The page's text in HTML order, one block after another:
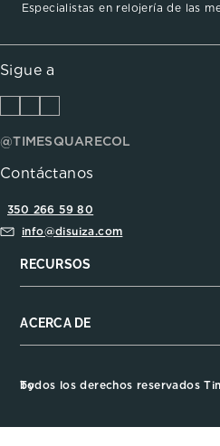
Especialistas en relojería de las
Sigue a
@TIMESQUARECOL
Contáctanos
350 266 59 80
info@disuiza.com
RECURSOS
ACERCA DE
Todos los derechos reservados Time Square 2022 Empowered by